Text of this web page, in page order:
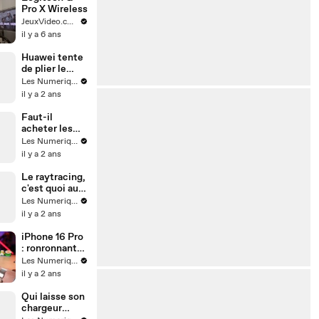
Pro X Wireless
JeuxVideo.com
il y a 6 ans
Huawei tente
de plier le
game
Les Numeriques
il y a 2 ans
Faut-il
acheter les
nouveaux
AirPods ?
Les Numeriques
il y a 2 ans
Le raytracing,
c'est quoi au
juste ?
Les Numeriques
il y a 2 ans
iPhone 16 Pro
: ronronnant
mais toujours
excellent
Les Numeriques
il y a 2 ans
Qui laisse son
chargeur